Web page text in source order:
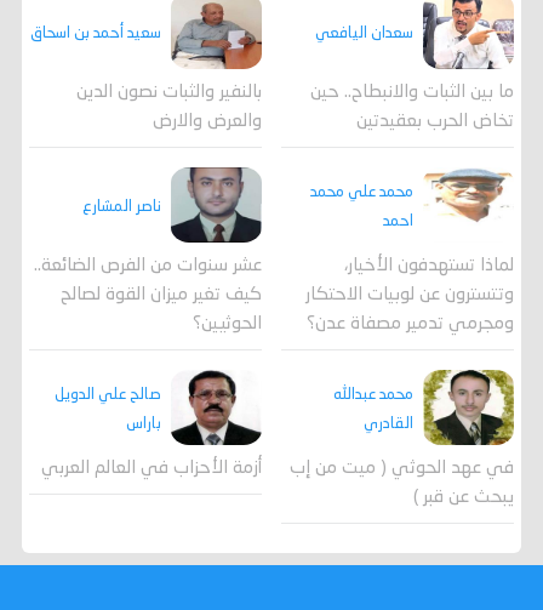
سعدان اليافعي
ما بين الثبات والانبطاح.. حين
تخاض الحرب بعقيدتين
سعيد أحمد بن اسحاق
بالنفير والثبات نصون الدين
والعرض والارض
محمد علي محمد
احمد
لماذا تستهدفون الأخيار،
وتتسترون عن لوبيات الاحتكار
ومجرمي تدمير مصفاة عدن؟
ناصر المشارع
عشر سنوات من الفرص الضائعة..
كيف تغير ميزان القوة لصالح
الحوثيين؟
محمد عبدالله
القادري
في عهد الحوثي ( ميت من إب
يبحث عن قبر )
صالح علي الدويل
باراس
أزمة الأحزاب في العالم العربي